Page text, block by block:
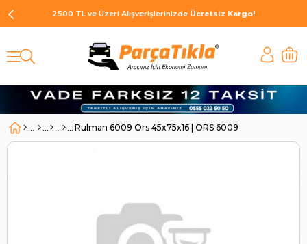
2500 TL ve Üzeri Alışverişlerinizde Ücretsiz Kargo!
Rulman 6009 Ors 45x75x16 | ORS 6009